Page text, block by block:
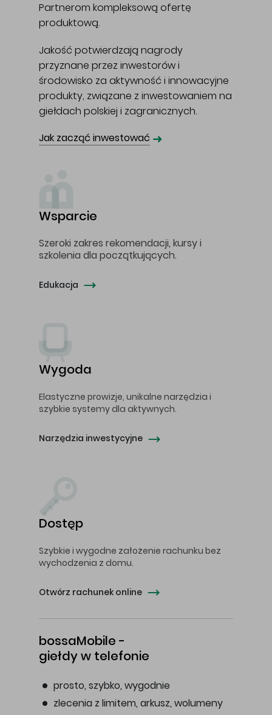
Partnerom kompleksową ofertę
produktową.
Jakość potwierdzają nagrody
przyznane przez inwestorów i
środowisko za aktywność i innowacyjne
produkty, związane z inwestowaniem na
giełdach polskiej i zagranicznych.
Jak zacząć inwestować ➜
Wsparcie
Szeroki zakres rekomendacji, kursy i
szkolenia dla początkujących.
Edukacja
Wygoda
Elastyczne prowizje, unikalne narzędzia i
szybkie systemy dla aktywnych.
Narzędzia inwestycyjne
Dostęp
Szybkie i wygodne założenie rachunku bez
wychodzenia z domu.
Otwórz rachunek online
bossaMobile -
giełdy w telefonie
prosto, szybko, wygodnie
zlecenia z limitem, arkusz, wolumeny